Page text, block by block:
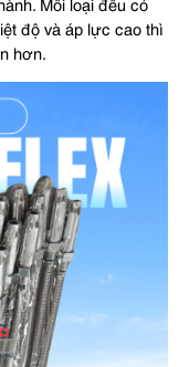
độ và áp lực cao thì
hơn.